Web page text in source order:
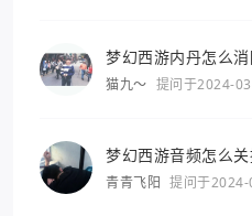
梦幻西游内丹怎么
猫九～ 提问于2024-
梦幻西游音频怎么
青青飞阳 提问于